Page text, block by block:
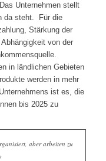
Unternehmen stellt
da steht. Für die
Stärkung der
von der
in ländlichen Gebieten
werden in mehr
ist es, die
bis 2025 zu
aber arbeiten zu